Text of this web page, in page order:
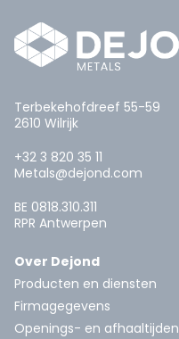
Terbekehofdreef 55-59
2610 Wilrijk
+32 3 820 35 11
Metals@dejond.com
BE 0818.310.311
RPR Antwerpen
Over Dejond
Producten en diensten
Firmagegevens
Openings- en afhaaltijden